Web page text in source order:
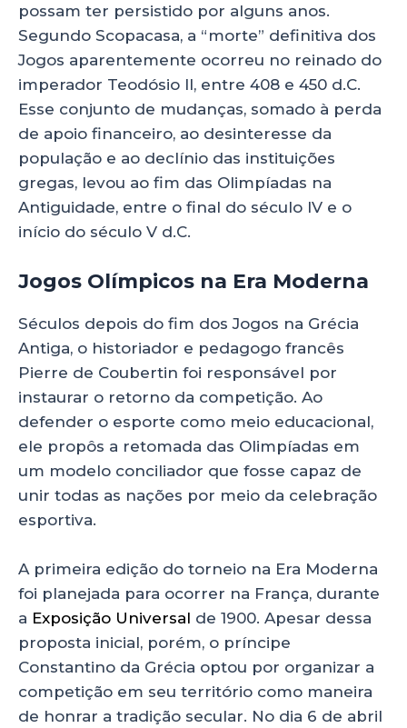
possam ter persistido por alguns anos.
Segundo Scopacasa, a “morte” definitiva dos
Jogos aparentemente ocorreu no reinado do
imperador Teodósio II, entre 408 e 450 d.C.
Esse conjunto de mudanças, somado à perda
de apoio financeiro, ao desinteresse da
população e ao declínio das instituições
gregas, levou ao fim das Olimpíadas na
Antiguidade, entre o final do século IV e o
início do século V d.C.
Jogos Olímpicos na Era Moderna
Séculos depois do fim dos Jogos na Grécia
Antiga, o historiador e pedagogo francês
Pierre de Coubertin foi responsável por
instaurar o retorno da competição. Ao
defender o esporte como meio educacional,
ele propôs a retomada das Olimpíadas em
um modelo conciliador que fosse capaz de
unir todas as nações por meio da celebração
esportiva.
A primeira edição do torneio na Era Moderna
foi planejada para ocorrer na França, durante
a Exposição Universal de 1900. Apesar dessa
proposta inicial, porém, o príncipe
Constantino da Grécia optou por organizar a
competição em seu território como maneira
de honrar a tradição secular. No dia 6 de abril